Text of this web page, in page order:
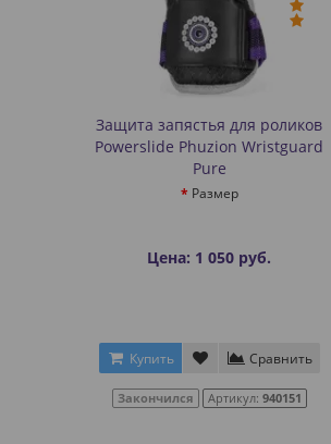
Защита запястья для роликов
Powerslide Phuzion Wristguard
Pure
Размер
Цена: 1 050 руб.
Купить Сравнить
Закончился Артикул: 940151